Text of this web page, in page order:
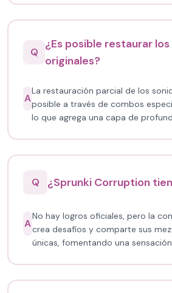
Q
¿Es posible restaurar
originales?
A
La restauración parcial de los
posible a través de combos
lo que agrega una capa de
Q
¿Sprunki Corruption
A
No hay logros oficiales, pero la
crea desafíos y comparte sus
únicas, fomentando una